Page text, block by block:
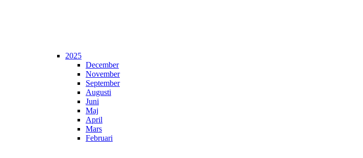
2025
December
November
September
Augusti
Juni
Maj
April
Mars
Februari